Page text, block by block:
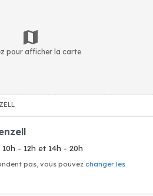
pour afficher la carte
- 12h et 14h - 20h
pas, vous pouvez changer les